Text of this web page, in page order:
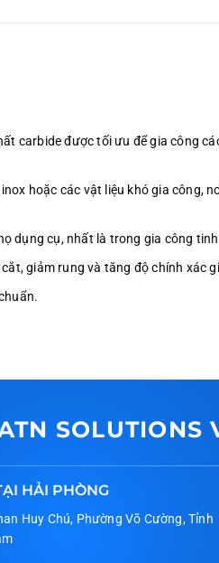
carbide được tối ưu để gia công
hoặc các vật liệu khó gia công,
dụng cụ, nhất là trong gia công
giảm rung và tăng độ chính xác
SOLUTIONS
HẢI PHÒNG
Huy Chú, Phường Võ Cường, Tỉnh